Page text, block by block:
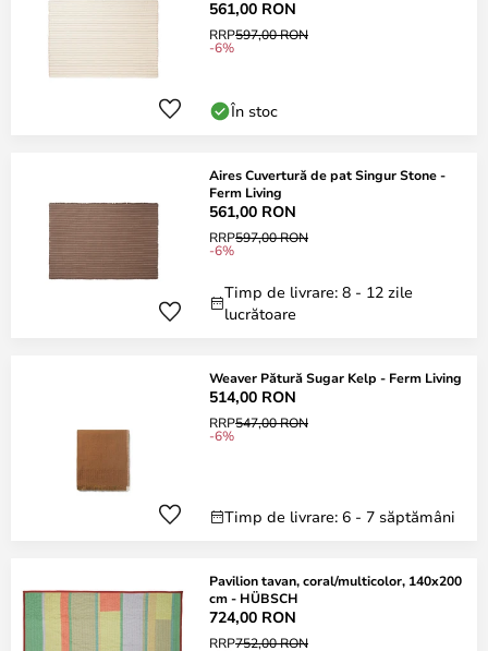
561,00 RON
RRP597,00 RON
-6%
În stoc
Aires Cuvertură de pat Singur Stone -
Ferm Living
561,00 RON
RRP597,00 RON
-6%
Timp de livrare: 8 - 12 zile
lucrătoare
Weaver Pătură Sugar Kelp - Ferm Living
514,00 RON
RRP547,00 RON
-6%
Timp de livrare: 6 - 7 săptămâni
Pavilion tavan, coral/multicolor, 140x200
cm - HÜBSCH
724,00 RON
RRP752,00 RON